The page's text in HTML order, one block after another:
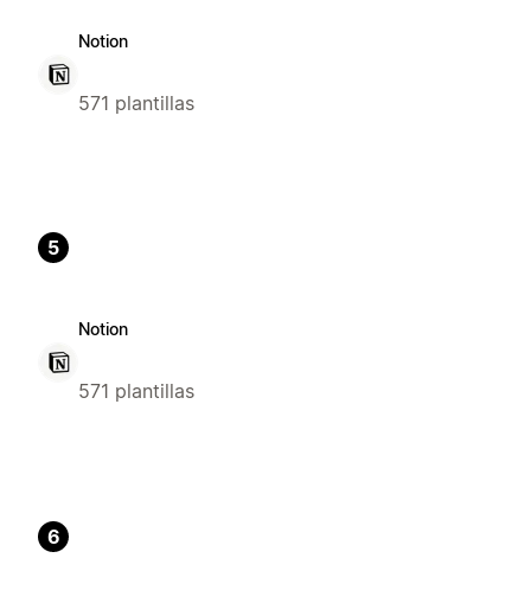
Notion
571 plantillas
5
Notion
571 plantillas
6